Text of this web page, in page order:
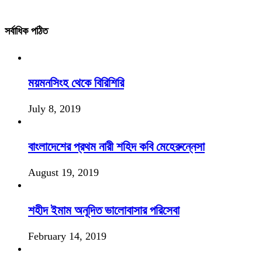
সর্বাধিক পঠিত
ময়মনসিংহ থেকে বিরিশিরি
July 8, 2019
বাংলাদেশের প্রথম নারী শহিদ কবি মেহেরুন্নেসা
August 19, 2019
শহীদ ইমাম অনূদিত ভালোবাসার পরিসেবা
February 14, 2019